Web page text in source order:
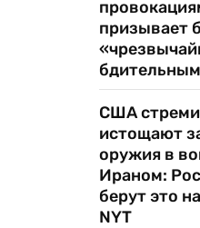
призывает
США
истощают
оружия в
Ираном:
берут это
NYT